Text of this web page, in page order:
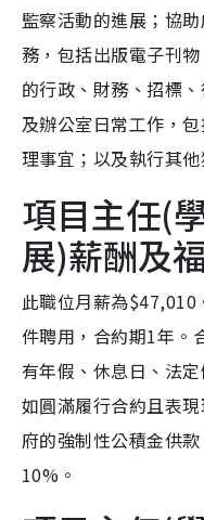
監察活動的進展；協
務，包括出版電子刊
的行政、財務、招標
及辦公室日常工作，
理事宜；以及執行其
項目主任(
展)薪酬及
此職位月薪為
件聘用，合約期1年。
有年假、休息日、法
如圓滿履行合約且表
府的強制性公積金供
10%。